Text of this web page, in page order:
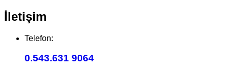
İletişim
Telefon:
0.543.631 9064